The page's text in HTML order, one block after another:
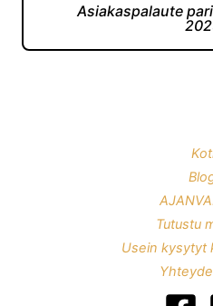
Asiakaspalaute
Tutustu
Usein kysytyt